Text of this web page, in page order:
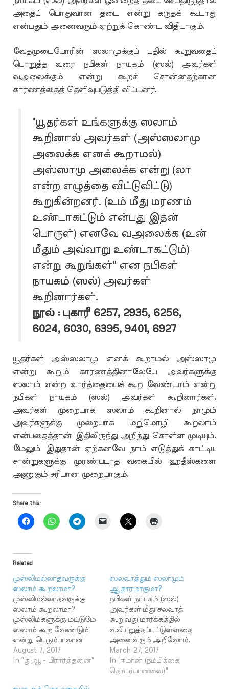
அதைப் பொதுவான தடை என்று கருதக் கூடாது
என்பதும் அனைவரும் ஏற்றுக் கொண்ட விதியாகும்.
வேதமுடையோரின் ஸலாமுக்குப் பதில் கூறுவதைப்
பொறுத்த வரை நபிகள் நாயகம் (ஸல்) அவர்கள்
வஅலைக்கும் என்று கூறச் சொன்னதற்கான
காரணத்தைத் தெளிவுபடுத்தி விட்டனர்.
"யூதர்கள் உங்களுக்கு ஸலாம்
கூறினால் அவர்கள் (அஸ்ஸலாமு
அலைக்க எனக் கூறாமல்)
அஸ்ஸாமு அலைக்க என்று (லா
என்ற எழுத்தை விட்டுவிட்டு)
கூறுகின்றனர். (உம் மீது மரணம்
உண்டாகட்டும் என்பது இதன்
பொருள்) எனவே வஅலைக்க (உன்
மீதும் அவ்வாறு உண்டாகட்டும்)
என்று கூறுங்கள்'' என நபிகள்
நாயகம் (ஸல்) அவர்கள்
கூறினார்கள்.
நூல் : புகாரீ 6257, 2935, 6256,
6024, 6030, 6395, 9401, 6927
யூதர்கள் அஸ்ஸலாமு எனக் கூறாமல் அஸ்ஸாமு
என்று கூறும் காரணத்தினாலேயே அவர்களுக்கு
ஸலாம் என்ற வார்த்தையைக் கூற வேண்டாம் என்று
நபிகள் நாயகம் (ஸல்) அவர்கள் கூறினார்கள்.
அவர்கள் முறையாக ஸலாம் கூறினால் நாமும்
அவர்களுக்கு முறையாக மறுமொழி கூறலாம்
என்பதைத்தான் இதிலிருந்து அறிந்து கொள்ள முடியும்.
மேலும் இதுதான் ஏற்கனவே நாம் எடுத்துக் காட்டிய
சான்றுகளுக்கு முரண்படாத வகையில் ஹதீஸ்களை
அணுகும் சரியான முறையாகும்.
Share this:
Related
முஸ்லிமல்லாதவருக்கு
ஸலாம் கூறலாமா?
முஸ்லிமல்லாதவருக்கு
ஸலாம் கூறலாமா?
முஸ்லிம்களுக்கு மட்டுமே
ஸலாம் கூற வேண்டும்
என்று பெரும்பாலான
முஸ்லிம்கள்
கருதுகின்றனர். இதன்
August 7, 2017
In "துஆ - பிரார்த்தனை"
ஸலவாத்தும் ஸலாமும்
ஆதாரமாகுமா?
நபிகள் நாயகம் (ஸல்)
அவர்கள் மீது சலவாத்
கூறுவது மார்க்கத்தில்
வலியுறுத்தப்பட்டுள்ளதை
அனைவரும் அறிவோம்.
நபிகள் நாயகம் (ஸல்)
அவர்கள் மீது சலவாத்
கூறுமாறு 33:56
March 27, 2017
In "ஈமான் (நம்பிக்கை
தொடர்பானவை)"